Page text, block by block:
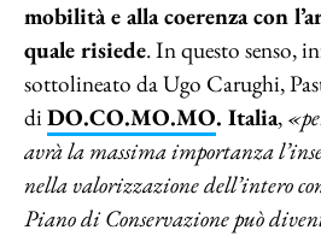
mobilità e alla coerenza con
quale risiede. In questo senso,
sottolineato da Ugo Carughi,
diDO.CO.MO.MO. Italia,
avrà la massima importanza
nella valorizzazione dell’intero
Piano di Conservazione può